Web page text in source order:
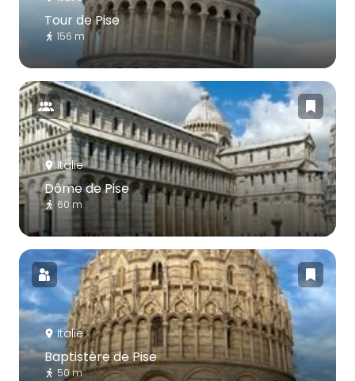
Tour de Pise
156 m
Italie
Dôme de Pise
60 m
Italie
Baptistère de Pise
50 m